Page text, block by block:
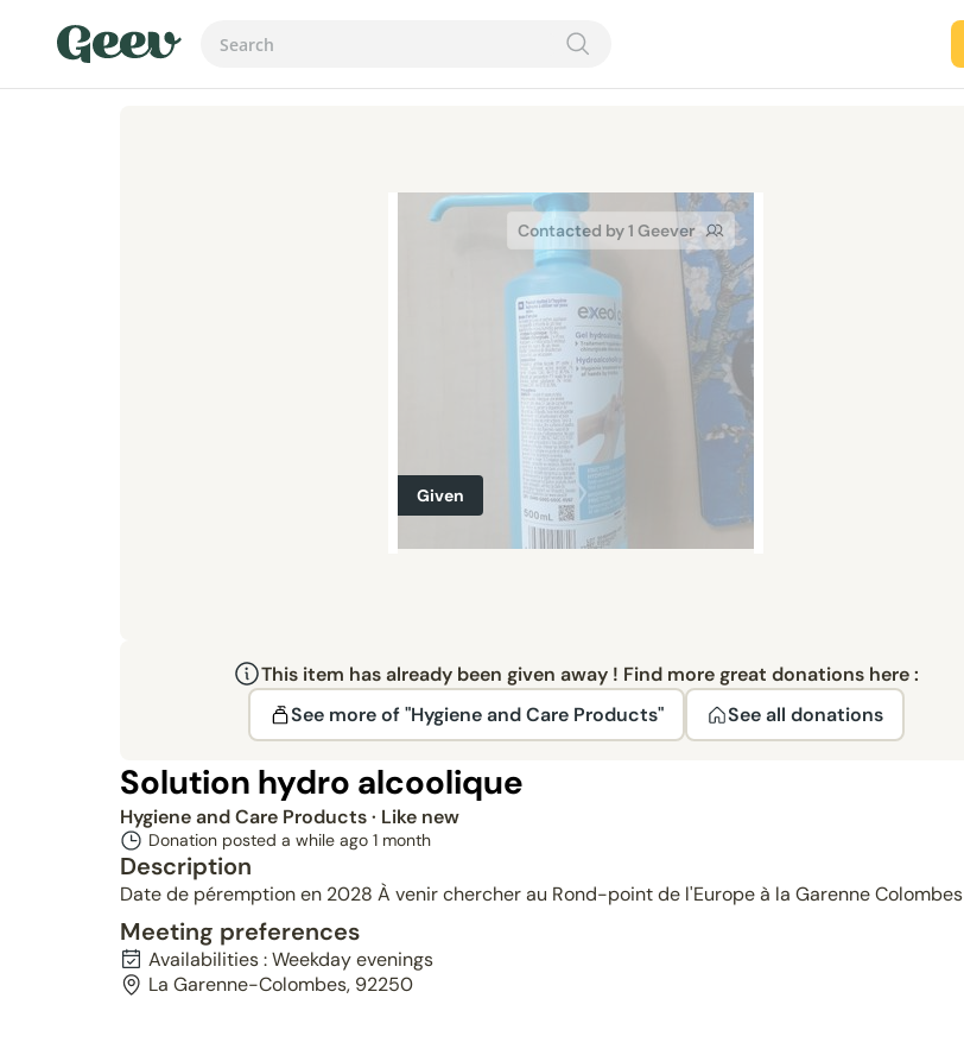
Contacted by 1 Geever
Given
This item has already been given away ! Find more great donations here :
See more of "Hygiene and Care Products"
See all donations
Solution hydro alcoolique
Hygiene and Care Products· Like new
Donation posted a while ago 1 month
Description
Date de péremption en 2028 À venir chercher au Rond-point de l'Europe à la Garenne Colombes
Meeting preferences
Availabilities : Weekday evenings
La Garenne-Colombes, 92250